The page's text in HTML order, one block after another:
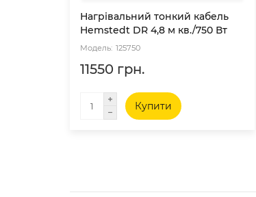
Нагрівальний тонкий кабель
Hemstedt DR 4,8 м кв./750 Вт
125750
11550 грн.
Купити